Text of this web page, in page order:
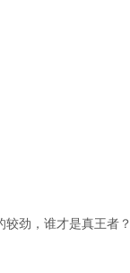
较劲，谁才是真王者？